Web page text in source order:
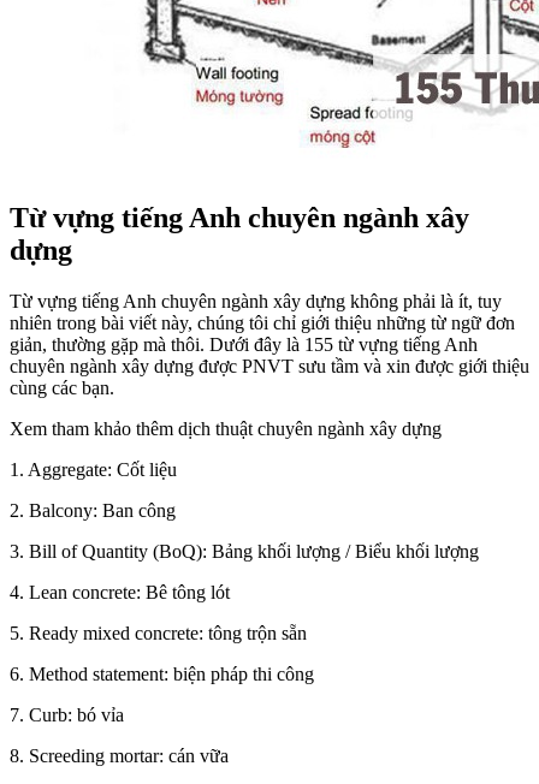
Từ vựng tiếng Anh chuyên ngành xây
dựng
Từ vựng tiếng Anh chuyên ngành xây dựng không phải là ít, tuy
nhiên trong bài viết này, chúng tôi chỉ giới thiệu những từ ngữ đơn
giản, thường gặp mà thôi. Dưới đây là 155 từ vựng tiếng Anh
chuyên ngành xây dựng được PNVT sưu tầm và xin được giới thiệu
cùng các bạn.
Xem tham khảo thêm dịch thuật chuyên ngành xây dựng
1. Aggregate: Cốt liệu
2. Balcony: Ban công
3. Bill of Quantity (BoQ): Bảng khối lượng / Biểu khối lượng
4. Lean concrete: Bê tông lót
5. Ready mixed concrete: tông trộn sẵn
6. Method statement: biện pháp thi công
7. Curb: bó vỉa
8. Screeding mortar: cán vữa